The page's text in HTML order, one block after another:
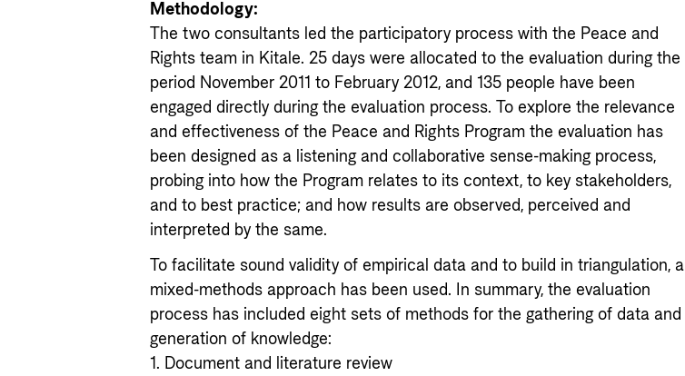
Methodology:
The two consultants led the participatory process with the Peace and
Rights team in Kitale. 25 days were allocated to the evaluation during the
period November 2011 to February 2012, and 135 people have been
engaged directly during the evaluation process. To explore the relevance
and effectiveness of the Peace and Rights Program the evaluation has
been designed as a listening and collaborative sense-making process,
probing into how the Program relates to its context, to key stakeholders,
and to best practice; and how results are observed, perceived and
interpreted by the same.
To facilitate sound validity of empirical data and to build in triangulation, a
mixed-methods approach has been used. In summary, the evaluation
process has included eight sets of methods for the gathering of data and
generation of knowledge:
1. Document and literature review